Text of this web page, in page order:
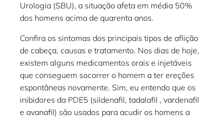
Urologia (SBU), a situação afeta em média 50%
dos homens acima de quarenta anos.
Confira os sintomas dos principais tipos de aflição
de cabeça, causas e tratamento. Nos dias de hoje,
existem alguns medicamentos orais e injetáveis
que conseguem socorrer o homem a ter ereções
espontâneas novamente. Sim, eu entendo que os
inibidores da PDE5 (sildenafil, tadalafil , vardenafil
e avanafil) são usados para acudir os homens a